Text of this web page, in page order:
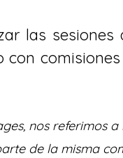
las
nos referimos
de la misma